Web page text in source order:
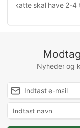
katte skal have 2-4
Nyheder og